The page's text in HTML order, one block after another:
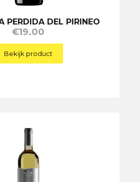
PERDIDA DEL PIRINEO
€19.00
Bekijk product